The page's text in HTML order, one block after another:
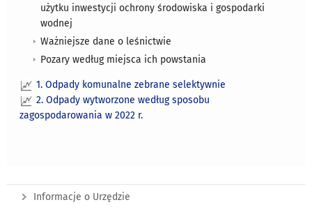
użytku inwestycji ochrony środowiska i gospodarki
wodnej
Ważniejsze dane o leśnictwie
Pozary według miejsca ich powstania
1. Odpady komunalne zebrane selektywnie
2. Odpady wytworzone według sposobu
zagospodarowania w 2022 r.
Informacje o Urzędzie